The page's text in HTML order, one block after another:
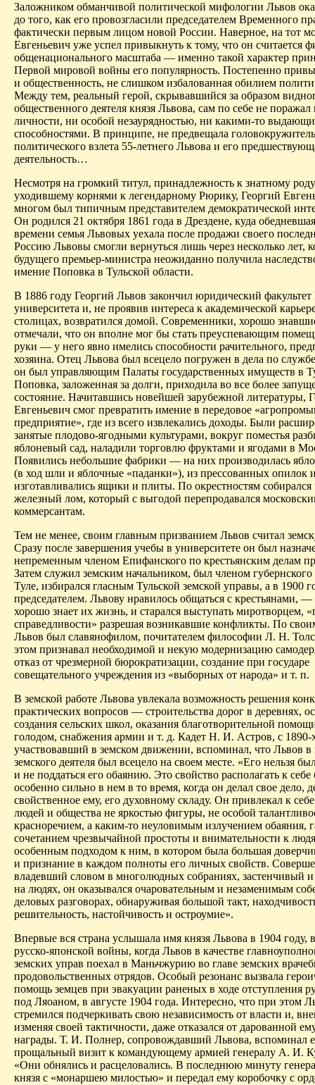
Заложником обманчивой политической мифологии Львов
до того, как его провозгласили председателем Временного
фактически первым лицом новой России. Наверное, на тот
Евгеньевич уже успел привыкнуть к тому, что он считается
общенационального масштаба — именно такой характер
Первой мировой войны его популярность. Постепенно
и общественность, не слишком избалованная обилием
Между тем, реальный герой, скрывавшийся за образом
общественного деятеля князя Львова, сам по себе не
личности, ни особой незаурядностью, ни какими-то
способностями. В принципе, не предвещала
политического взлета 55-летнего Львова и его
деятельность…
Несмотря на громкий титул, принадлежность к знатному
уходившему корнями к легендарному Рюрику, Георгий
многом был типичным представителем демократической
Он родился 21 октября 1861 года в Дрездене, куда
времени семья Львовых уехала после продажи своего
Россию Львовы смогли вернуться лишь через несколько лет,
будущего премьер-министра неожиданно получила
имение Поповка в Туль­ской области.
В 1886 году Георгий Львов закончил юридический факультет
университета и, не проявив интереса к академической
столицах, возвратился домой. Современники, хорошо
отмечали, что он вполне мог бы стать преуспевающим
руки — у него явно имелись способности рачительного,
хозяина. Отец Львова был всецело погружен в дела по
он был управляющим Палаты государственных имуществ в
Поповка, заложенная за долги, приходила во все более
состояние. Начитавшись новейшей зарубежной литературы,
Евгеньевич смог превратить имение в передовое
предприятие», где из всего извлекались доходы. Были
занятые плодово-ягодными культурами, вокруг поместья
яблоневый сад, наладили торговлю фруктами и ягодами в
Появились небольшие фабрики — на них производилась
(в ход шли и яблочные «паданки»), из прессованных опилок
изготавливались ящики и плиты. По окрестностям
железный лом, который с выгодой перепродавался
коммерсантам.
Тем не менее, своим главным призванием Львов считал
Сразу после завершения учебы в университете он был
непременным членом Епифанского по крестьянским делам
Затем служил земским начальником, был членом губернского
Туле, избирался гласным Тульской земской управы, а в 1900
председателем. Львову нравилось общаться с крестьянами, —
хорошо знает их жизнь, и старался выступать миротворцем,
справедливости» разрешая возникавшие конфликты. По
Львов был славянофилом, почитателем философии Л. Н.
этом признавал необходимой и некую модернизацию
отказ от чрезмерной бюрократизации, создание при государе
совещательного учреждения из «выборных от народа» и т. п.
В земской работе Львова увлекала возможность решения
практических вопросов — строительства дорог в деревнях,
создания сельских школ, оказания благотворительной
голодом, снабжения армии и т. д. Кадет Н. И. Астров, с 1890-
участвовавший в земском движении, вспоминал, что Львов в
земского деятеля был всецело на своем месте. «Его нельзя
и не поддаться его обаянию. Это свойство располагать к
особенно сильно в нем в то время, когда он делал свое дело,
свойственное ему, его духовному складу. Он привлекал к
людей и общества не яркостью фигуры, не особой
красноречием, а каким-то неуловимым излучением обаяния,
сочетанием чрезвычайной простоты и внимательности к
особенным подходом к ним, в котором была большая
и признание в каждом полноты его личных свойств.
владевший словом в многолюдных собраниях, застенчивый
на людях, он оказывался очаровательным и незаменимым
деловых разговорах, обнаруживая большой такт,
решительность, настойчивость и остроумие».
Впервые вся страна услышала имя князя Львова в 1904 году,
русско-японской войны, когда Львов в качестве
зем­ских управ поехал в Маньчжурию во главе земских
продовольственных отрядов. Особый резонанс вызвала
помощь земцев при эвакуации раненых в ходе отступления
под Ляоаном, в августе 1904 года. Интересно, что при этом
стремился подчеркивать свою независимость от власти и,
изменяя своей тактичности, даже отказался от дарованной
награды. Т. И. Полнер, сопровождавший Львова, вспоминал
прощальный визит к командующему армией генералу А. И.
«Они обнялись и расцеловались. В последнюю минуту
князя с «монаршею милостью» и передал ему коробочку с